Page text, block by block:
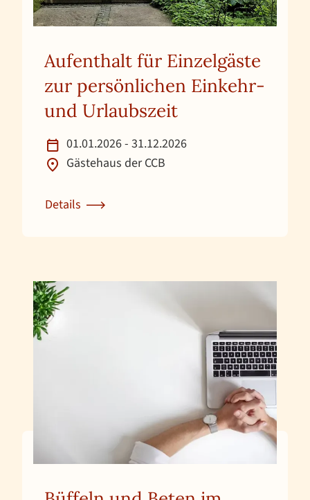
Aufenthalt für Einzelgäste
zur persönlichen Einkehr-
und Urlaubszeit
01.01.2026 - 31.12.2026
Gästehaus der CCB
Details
Zur Detailseite für Aufenthalt für Einzelgäste zur